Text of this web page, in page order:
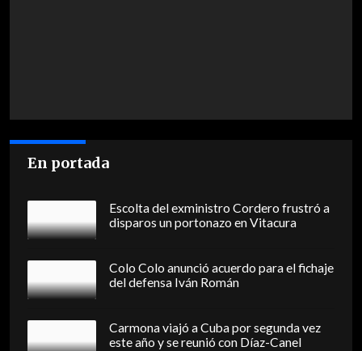
En portada
Escolta del exministro Cordero frustró a
disparos un portonazo en Vitacura
Colo Colo anunció acuerdo para el fichaje
del defensa Iván Román
Carmona viajó a Cuba por segunda vez
este año y se reunió con Díaz-Canel